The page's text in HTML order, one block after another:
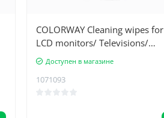
COLORWAY Cleaning wipes for
LCD monitors/ Televisions/
Notebooks
Доступен в магазине
1071093